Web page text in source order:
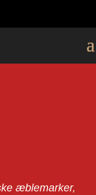
æblemarker,